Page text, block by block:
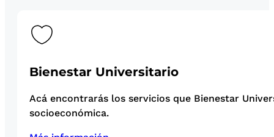
Bienestar Universitario
Acá encontrarás los servicios que Bienestar
socioeconómica.